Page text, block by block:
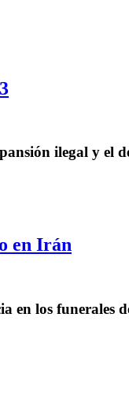
ilegal y el
en Irán
los funerales